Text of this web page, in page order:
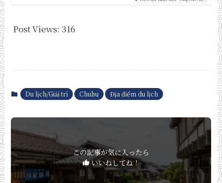
Post Views: 316
Du lịch/Giải trí Chubu Địa điểm du lịch
この記事が気に入ったら
いいねしてね！